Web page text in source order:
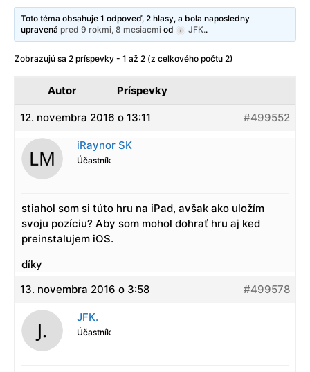
Toto téma obsahuje 1 odpoveď, 2 hlasy, a bola naposledny
upravenápred 9 rokmi, 8 mesiacmi od JFK..
Zobrazujú sa 2 príspevky - 1 až 2 (z celkového počtu 2)
Autor Príspevky
12. novembra 2016 o 13:11 #499552
iRaynor SK
Účastník
stiahol som si túto hru na iPad, avšak ako uložím
svoju pozíciu? Aby som mohol dohrať hru aj ked
preinstalujem iOS.
díky
13. novembra 2016 o 3:58
#499578
JFK.
Účastník